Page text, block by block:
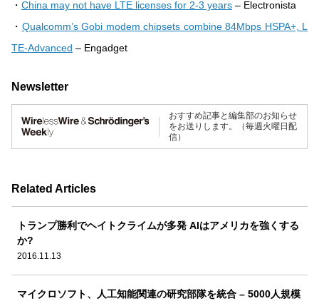
・ China may not have LTE licenses for 2-3 years – Electronista
・ Qualcomm’s Gobi modem chipsets combine 84Mbps HSPA+, L
TE-Advanced – Engadget
Newsletter
おすすめ記事と編集部のお知らせ
をお送りします。（毎週火曜日配
信）
Related Articles
トランプ勝利でヘイトクライムが多発 AIはアメリカを強くする
か?
2016.11.13
マイクロソフト、人工知能関連の研究部隊を統合 – 5000人規模